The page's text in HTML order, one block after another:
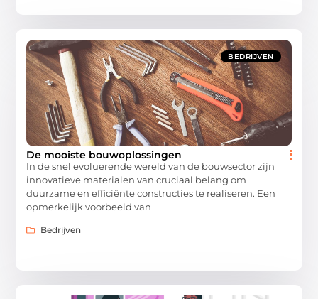
BEDRIJVEN
De mooiste bouwoplossingen
In de snel evoluerende wereld van de bouwsector zijn
innovatieve materialen van cruciaal belang om
duurzame en efficiënte constructies te realiseren. Een
opmerkelijk voorbeeld van
Bedrijven